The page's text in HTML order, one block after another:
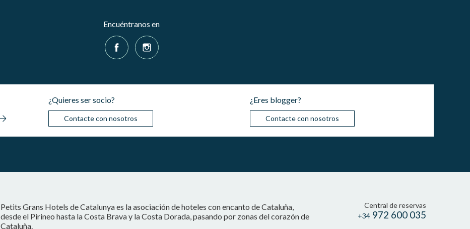
Encuéntranos en
¿Quieres ser socio?
Contacte con nosotros
¿Eres blogger?
Contacte con nosotros
Petits Grans Hotels de Catalunya es la asociación de hoteles con encanto de Cataluña,
desde el Pirineo hasta la Costa Brava y la Costa Dorada, pasando por zonas del corazón de
Cataluña.
Central de reservas
+34 972 600 035